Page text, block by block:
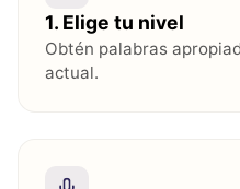
1. Elige tu nivel
Obtén palabras
actual.